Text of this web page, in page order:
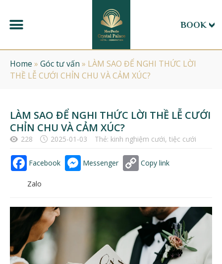
BOOK
Home » Góc tư vấn » LÀM SAO ĐỂ NGHI THỨC LỜI
THỀ LỄ CƯỚI CHỈN CHU VÀ CẢM XÚC?
LÀM SAO ĐỂ NGHI THỨC LỜI THỀ LỄ CƯỚI
CHỈN CHU VÀ CẢM XÚC?
228 2025-01-03 Thẻ: kinh nghiệm cưới, tiệc cưới
Facebook Messenger Copy link
Zalo